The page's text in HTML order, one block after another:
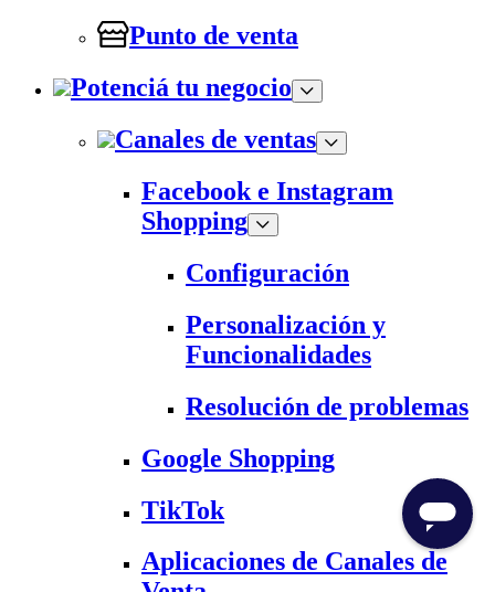
Punto de venta
Potenciá tu negocio
Canales de ventas
Facebook e Instagram
Shopping
Configuración
Personalización y
Funcionalidades
Resolución de problemas
Google Shopping
TikTok
Aplicaciones de Canales de